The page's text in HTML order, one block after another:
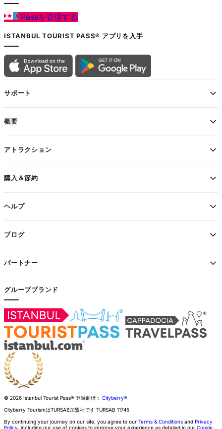
Passを管理する
ISTANBUL TOURIST PASS® アプリを入手
サポート
概要
アトラクション
購入＆節約
ヘルプ
ブログ
パートナー
グループブランド
© 2026 Istanbul Tourist Pass® 登録商標： Cityberry®
Cityberry TourismはTURSAB加盟社です TURSAB 11745
By continuing your journey on our site, you agree to our Terms & Conditions and Privacy
Policy, including our use of cookies to improve your experience as detailed in our Cookie